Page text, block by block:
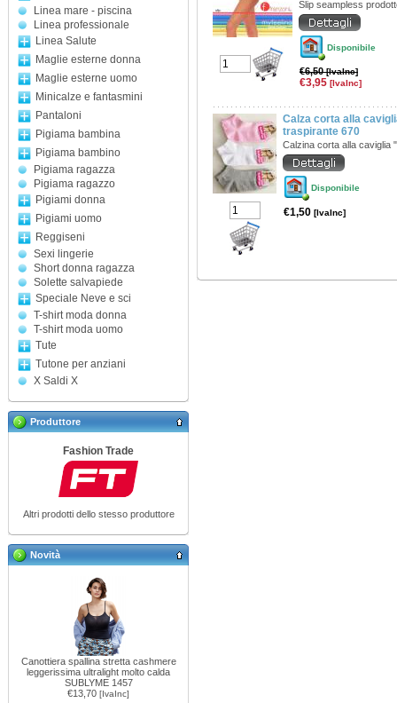
Linea mare - piscina
Linea professionale
Linea Salute
Maglie esterne donna
Maglie esterne uomo
Minicalze e fantasmini
Pantaloni
Pigiama bambina
Pigiama bambino
Pigiama ragazza
Pigiama ragazzo
Pigiami donna
Pigiami uomo
Reggiseni
Sexi lingerie
Short donna ragazza
Solette salvapiede
Speciale Neve e sci
T-shirt moda donna
T-shirt moda uomo
Tute
Tutone per anziani
X Saldi X
Produttore
Fashion Trade
Altri prodotti dello stesso produttore
Novità
Canottiera spallina stretta cashmere
leggerissima ultralight molto calda
SUBLYME 1457
€13,70 [IvaInc]
Slip seampless
Disponibile
€6,50[IvaInc]
€3,95 [IvaInc]
Calza corta alla
traspirante 670
Calzina corta alla caviglia
Disponibile
€1,50 [IvaInc]